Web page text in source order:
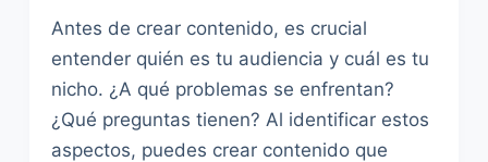
Antes de crear contenido, es crucial
entender quién es tu audiencia y cuál es tu
nicho. ¿A qué problemas se enfrentan?
¿Qué preguntas tienen? Al identificar estos
aspectos, puedes crear contenido que